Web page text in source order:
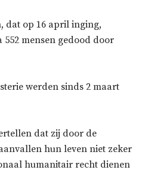
dat op 16 april inging,
552 mensen gedood door
werden sinds 2 maart
dat zij door de
hun leven niet zeker
humanitair recht dienen